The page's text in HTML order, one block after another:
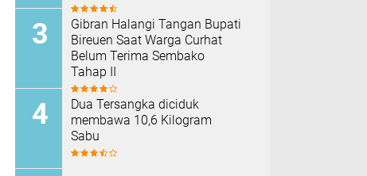
Gibran Halangi Tangan Bupati
Bireuen Saat Warga Curhat
Belum Terima Sembako
Tahap II
Dua Tersangka diciduk
membawa 10,6 Kilogram
Sabu